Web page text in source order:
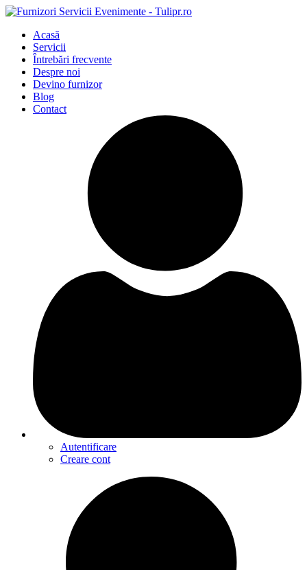
Acasă
Servicii
Întrebări frecvente
Despre noi
Devino furnizor
Blog
Contact
Autentificare
Creare cont